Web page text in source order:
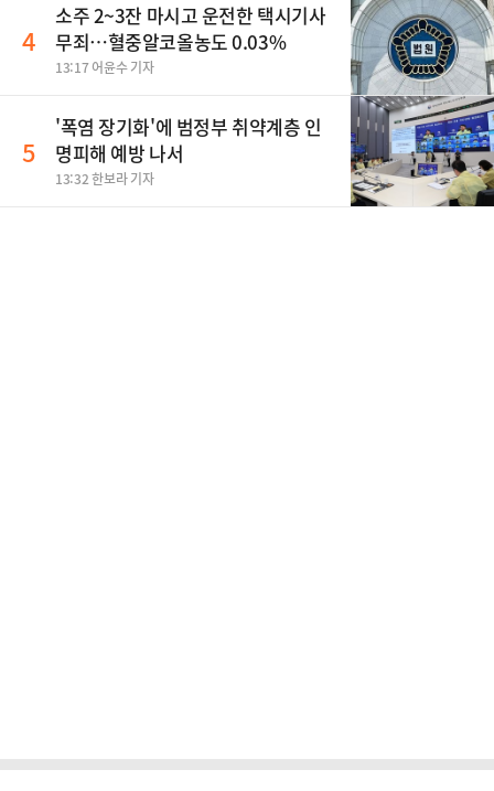
4
소주 2~3잔 마시고 운전한 택시기사
무죄…혈중알코올농도 0.03%
13:17 어윤수 기자
5
'폭염 장기화'에 범정부 취약계층 인
명피해 예방 나서
13:32 한보라 기자